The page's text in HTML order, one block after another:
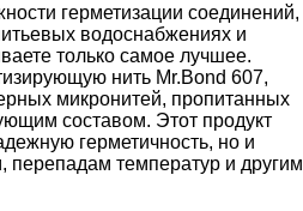
герметизации соединений,
водоснабжениях и
только самое лучшее.
нить Mr.Bond 607,
микронитей, пропитанных
составом. Этот продукт
герметичность, но и
перепадам температур и другим